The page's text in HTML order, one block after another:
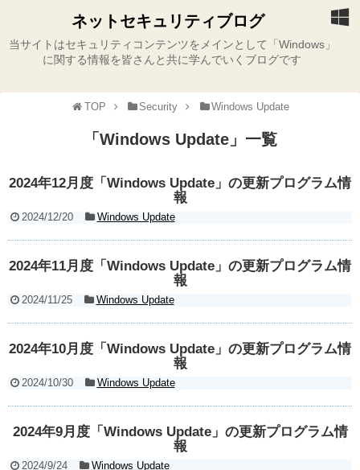
ネットセキュリティブログ
当サイトはセキュリティコンテンツをメインとして「Windows」
に関する情報を皆さんと共に学んでいくブログです
TOP Security Windows Update
「 Windows Update」 一覧
2024年12月度「Windows Update」の更新プログラム情
報
2024/12/20 Windows Update
2024年11月度「Windows Update」の更新プログラム情
報
2024/11/25 Windows Update
2024年10月度「Windows Update」の更新プログラム情
報
2024/10/30 Windows Update
2024年9月度「Windows Update」の更新プログラム情
報
2024/9/24 Windows Update